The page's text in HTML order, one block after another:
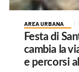
AREA URBANA
Festa di
cambia la
e percorsi